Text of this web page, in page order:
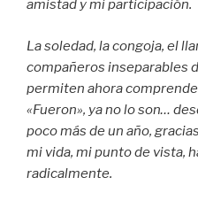
amistad y mi participación.
La soledad, la congoja, el
compañeros inseparables
permiten ahora
«Fueron», ya no lo son…
poco más de un año,
mi vida, mi punto de vista,
radicalmente.